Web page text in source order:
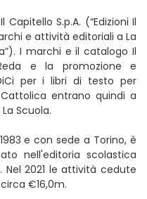
S.p.A. (“Edizioni Il
e attività editoriali a La
I marchi e il catalogo Il
e la promozione e
per i libri di testo per
Cattolica entrano quindi a
Scuola.
e con sede a Torino, è
nell'editoria scolastica
2021 le attività cedute
€16,0m.